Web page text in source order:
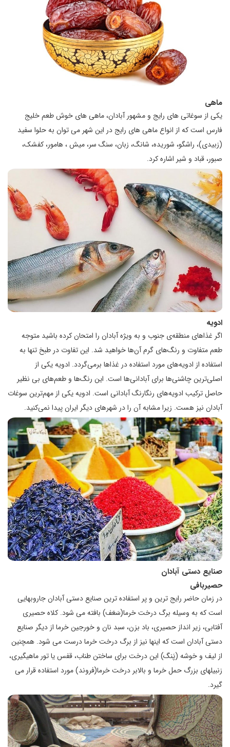
ماهی
یکی از سوغاتی های رایج و مشهور آبادان، ماهی های خوش طعم خلیج
فارس است که از انواع ماهی های رایج در این شهر می توان به حلوا سفید
(زبیدی)، راشگو، شوریده، شانگ، زبان، سنگ سر، میش ، هامور، کفشک،
صبور، قباد و شیر اشاره کرد.
ادویه
اگر غذاهای منطقه‌ی جنوب و به ویژه آبادان را امتحان کرده باشید متوجه
طعم متفاوت و رنگ‌های گرم آن‌ها خواهید شد. این تفاوت در طبخ تنها به
استفاده از ادویه‌های مورد استفاده در غذاها برمی‌گردد. ادویه یکی از
اصلی‌ترین چاشنی‌ها برای آبادانی‌ها است. این رنگ‌ها و طعم‌های بی نظیر
حاصل ترکیب ادویه‌های رنگارنگ آبادانی است. ادویه یکی از مهم‌ترین سوغات
آبادان نیز هست. زیرا مشابه آن را در شهرهای دیگر ایران پیدا نمی‌کنید.
صنایع دستی آبادان
حصیربافی
در زمان حاضر رایج ترین و پر استفاده ترین صنایع دستی آبادان جاروبهایی
است که به وسیله برگ درخت خرما(سَعَف) بافته می شود. کلاه حصیری
آفتابی، زیر انداز حصیری، باد بزن، سبد نان و خورجین خرما از دیگر صنایع
دستی آبادان است که اینها نیز از برگ درخت خرما درست می شود. همچنین
از لیف و خوشه (پَنگ) این درخت برای ساختن طناب، قفس یا تور ماهیگیری،
زنبیلهای بزرگ حمل خرما و بالابر درخت خرما(فروند) مورد استفاده قرار می
گیرد.